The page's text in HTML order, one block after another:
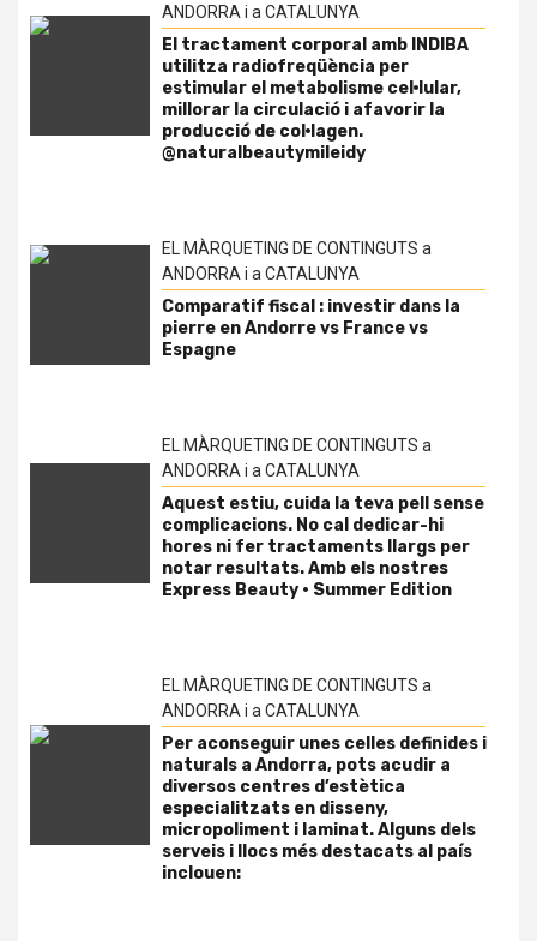
ANDORRA i a CATALUNYA
El tractament corporal amb INDIBA
utilitza radiofreqüència per
estimular el metabolisme cel·lular,
millorar la circulació i afavorir la
producció de col·lagen.
@naturalbeautymileidy
EL MÀRQUETING DE CONTINGUTS a
ANDORRA i a CATALUNYA
Comparatif fiscal : investir dans la
pierre en Andorre vs France vs
Espagne
EL MÀRQUETING DE CONTINGUTS a
ANDORRA i a CATALUNYA
Aquest estiu, cuida la teva pell sense
complicacions. No cal dedicar-hi
hores ni fer tractaments llargs per
notar resultats. Amb els nostres
Express Beauty · Summer Edition
EL MÀRQUETING DE CONTINGUTS a
ANDORRA i a CATALUNYA
Per aconseguir unes celles definides i
naturals a Andorra, pots acudir a
diversos centres d’estètica
especialitzats en disseny,
micropoliment i laminat. Alguns dels
serveis i llocs més destacats al país
inclouen: